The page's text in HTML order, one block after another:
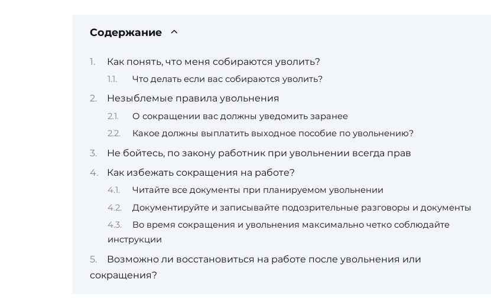
Содержание
Как понять, что меня собираются уволить?
Что делать если вас собираются уволить?
Незыблемые правила увольнения
О сокращении вас должны уведомить заранее
Какое должны выплатить выходное пособие по увольнению?
Не бойтесь, по закону работник при увольнении всегда прав
Как избежать сокращения на работе?
Читайте все документы при планируемом увольнении
Документируйте и записывайте подозрительные разговоры и документы
Во время сокращения и увольнения максимально четко соблюдайте
инструкции
Возможно ли восстановиться на работе после увольнения или
сокращения?